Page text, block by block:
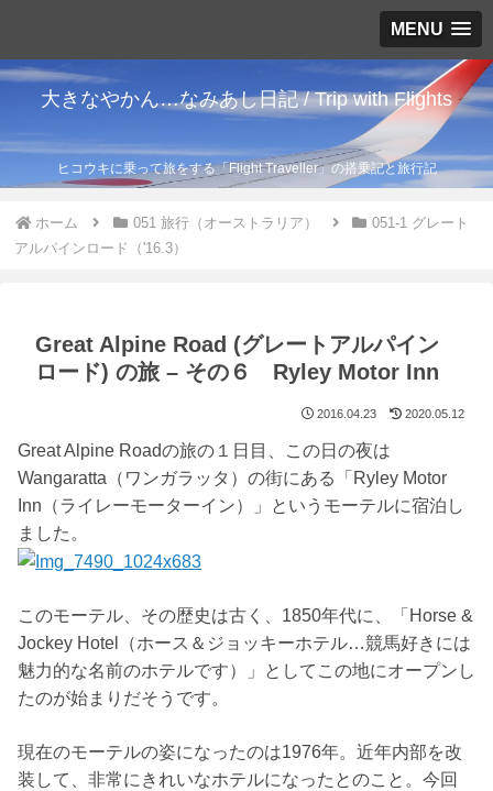
MENU
大きなやかん…なみあし日記 / Trip with Flights
ヒコウキに乗って旅をする「Flight Traveller」の搭乗記と旅行記
ホーム 051 旅行（オーストラリア）
051-1 グレート
アルパインロード（'16.3）
Great Alpine Road (グレートアルパイン
ロード) の旅 – その６ Ryley Motor Inn
2016.04.23 2020.05.12
Great Alpine Roadの旅の１日目、この日の夜は
Wangaratta（ワンガラッタ）の街にある「Ryley Motor
Inn（ライレーモーターイン）」というモーテルに宿泊し
ました。
このモーテル、その歴史は古く、1850年代に、「Horse &
Jockey Hotel（ホース＆ジョッキーホテル…競馬好きには
魅力的な名前のホテルです）」としてこの地にオープンし
たのが始まりだそうです。
現在のモーテルの姿になったのは1976年。近年内部を改
装して、非常にきれいなホテルになったとのこと。今回